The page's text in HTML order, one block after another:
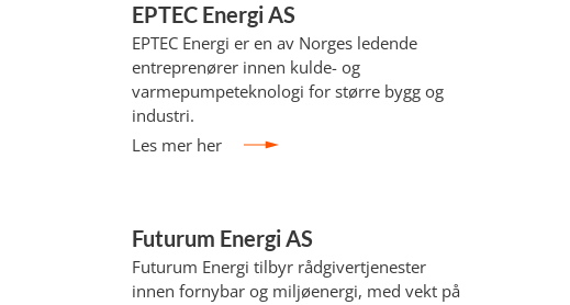
EPTEC Energi AS
EPTEC Energi er en av Norges ledende
entreprenører innen kulde- og
varmepumpeteknologi for større bygg og
industri.
Les mer her
Futurum Energi AS
Futurum Energi tilbyr rådgivertjenester
innen fornybar og miljøenergi, med vekt på